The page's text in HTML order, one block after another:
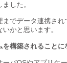
した。
でデータ連携さ
かと思います。
築されることに